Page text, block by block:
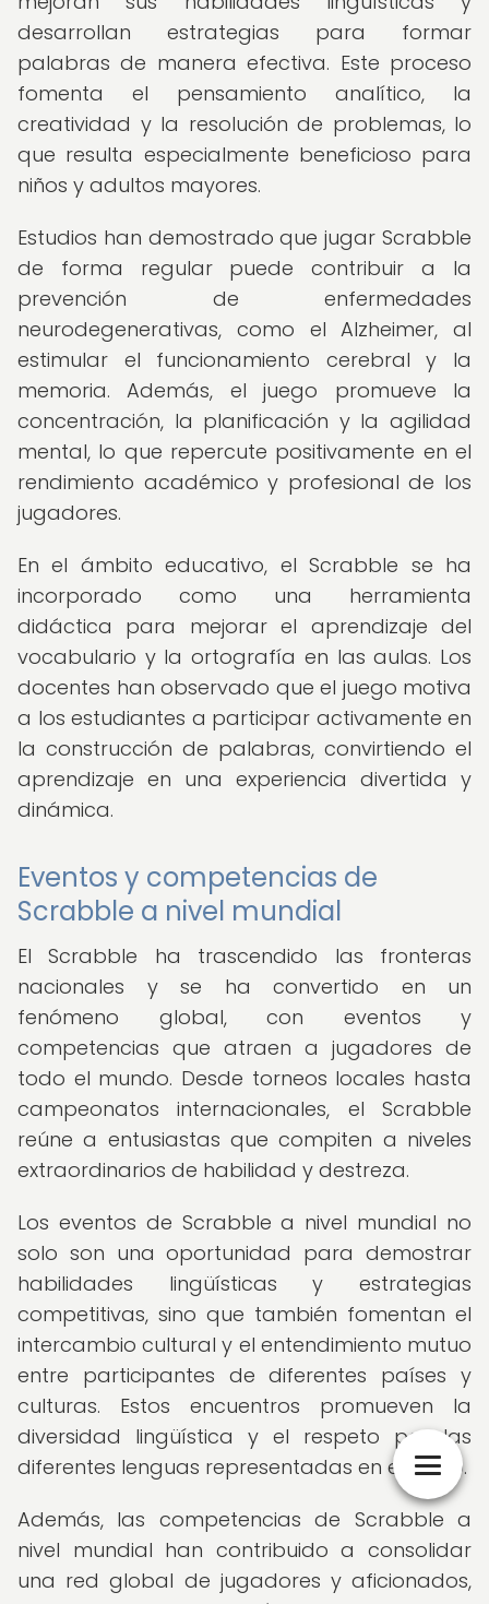
desarrollan estrategias para formar
palabras de manera efectiva. Este proceso
fomenta el pensamiento analítico, la
creatividad y la resolución de problemas, lo
que resulta especialmente beneficioso para
niños y adultos mayores.
Estudios han demostrado que jugar Scrabble
de forma regular puede contribuir a la
prevención de enfermedades
neurodegenerativas, como el Alzheimer, al
estimular el funcionamiento cerebral y la
memoria. Además, el juego promueve la
concentración, la planificación y la agilidad
mental, lo que repercute positivamente en el
rendimiento académico y profesional de los
jugadores.
En el ámbito educativo, el Scrabble se ha
incorporado como una herramienta
didáctica para mejorar el aprendizaje del
vocabulario y la ortografía en las aulas. Los
docentes han observado que el juego motiva
a los estudiantes a participar activamente en
la construcción de palabras, convirtiendo el
aprendizaje en una experiencia divertida y
dinámica.
Eventos y competencias de
Scrabble a nivel mundial
El Scrabble ha trascendido las fronteras
nacionales y se ha convertido en un
fenómeno global, con eventos y
competencias que atraen a jugadores de
todo el mundo. Desde torneos locales hasta
campeonatos internacionales, el Scrabble
reúne a entusiastas que compiten a niveles
extraordinarios de habilidad y destreza.
Los eventos de Scrabble a nivel mundial no
solo son una oportunidad para demostrar
habilidades lingüísticas y estrategias
competitivas, sino que también fomentan el
intercambio cultural y el entendimiento mutuo
entre participantes de diferentes países y
culturas. Estos encuentros promueven la
diversidad lingüística y el respeto por las
diferentes lenguas representadas en el juego.
Además, las competencias de Scrabble a
nivel mundial han contribuido a consolidar
una red global de jugadores y aficionados,